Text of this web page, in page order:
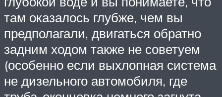
там оказалось глубже, чем вы
предполагали, двигаться обратно
задним ходом также не советуем
(особенно если выхлопная система
не дизельного автомобиля, где